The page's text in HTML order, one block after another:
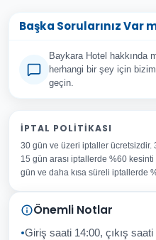
Başka Sorularınız Var
Baykara Hotel hakkında
herhangi bir şey için
geçin.
Adınız Soyadınız
E-posta Adresiniz
Konu
Sorunuz
İPTAL POLITIKASI
30 gün ve üzeri iptaller ücretsizdir.
15 gün arası iptallerde %60
gün ve daha kısa süreli iptallerde
Önemli Notlar
Giriş saati 14:00, çıkış saati